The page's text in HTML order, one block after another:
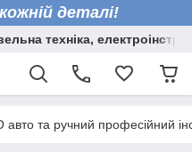
деталі!
техніка,
авто та ручний професійний